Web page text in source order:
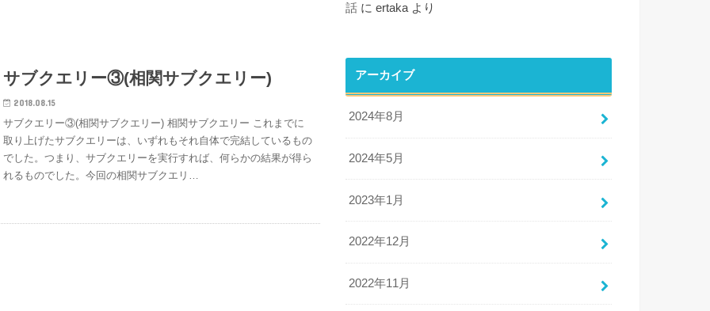
サブクエリー③(相関サブクエリー)
2018.08.15
サブクエリー③(相関サブクエリー) 相関サブクエリー これまでに
取り上げたサブクエリーは、いずれもそれ自体で完結しているもの
でした。つまり、サブクエリーを実行すれば、何らかの結果が得ら
れるものでした。今回の相関サブクエリ…
話 に ertaka より
アーカイブ
2024年8月
2024年5月
2023年1月
2022年12月
2022年11月